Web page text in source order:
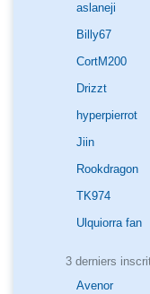
aslaneji
Billy67
CortM200
Drizzt
hyperpierrot
Jiin
Rookdragon
TK974
Ulquiorra fan
3 derniers
Avenor